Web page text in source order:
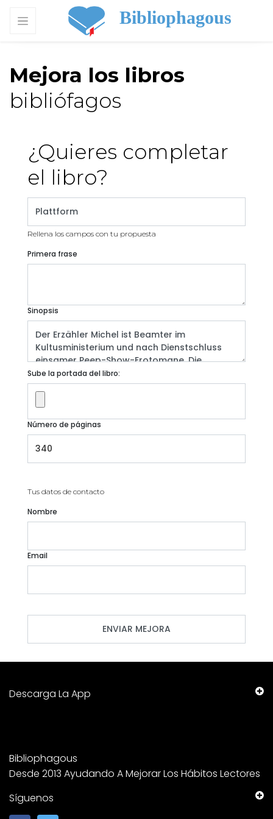
Bibliophagous
Mejora los libros
bibliófagos
¿Quieres completar
el libro?
Rellena los campos con tu propuesta
Primera frase
Sinopsis
Sube la portada del libro:
Número de páginas
Tus datos de contacto
Nombre
Email
Descarga La App
Bibliophagous
Desde 2013 Ayudando A Mejorar Los Hábitos Lectores
Síguenos